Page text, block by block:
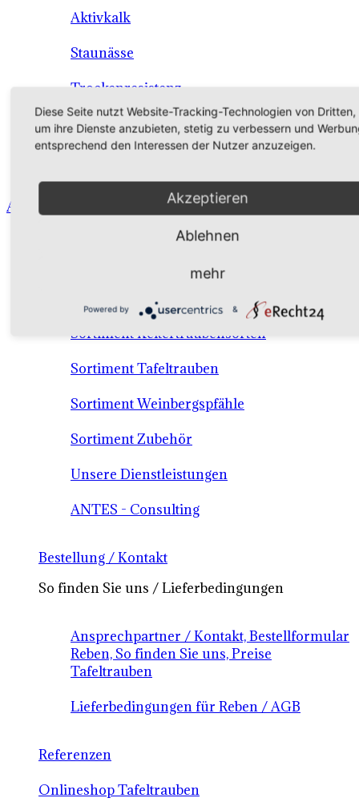
Aktivkalk
Staunässe
Trockenresistenz
Wüchsigkeit
Angebot - Sortiment - Verkauf - Shop
Sortiment Keltertraubensorten
Sortiment Tafeltrauben
Sortiment Weinbergspfähle
Sortiment Zubehör
Unsere Dienstleistungen
ANTES - Consulting
Bestellung / Kontakt
So finden Sie uns / Lieferbedingungen
Ansprechpartner / Kontakt, Bestellformular
Reben, So finden Sie uns, Preise
Tafeltrauben
Lieferbedingungen für Reben / AGB
Referenzen
Onlineshop Tafeltrauben
Diese Seite nutzt Website-Tracking-Technologien von Dritten,
um ihre Dienste anzubieten, stetig zu verbessern und
entsprechend den Interessen der Nutzer anzuzeigen.
Akzeptieren
Ablehnen
mehr
Powered by &